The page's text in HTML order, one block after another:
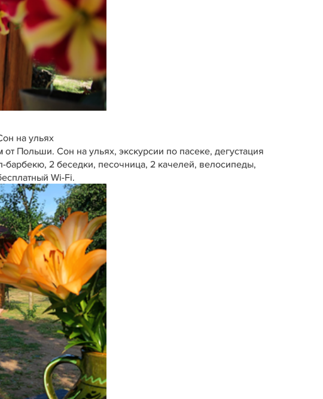
на ульях
Польши. Сон на ульях, экскурсии по пасеке, дегустация
2 беседки, песочница, 2 качелей, велосипеды,
Wi-Fi.